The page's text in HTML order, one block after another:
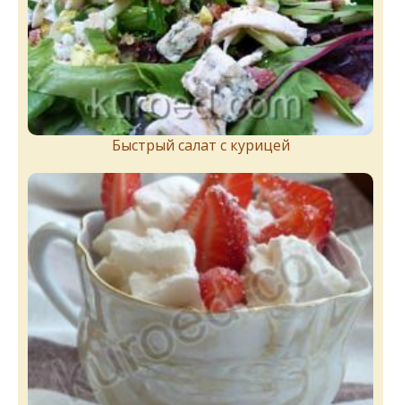
Быстрый салат с курицей